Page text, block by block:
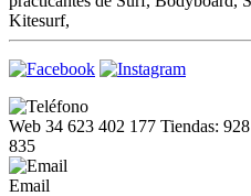
Kitesurf,
Web 34 623 402 177 Tiendas:
835
Email